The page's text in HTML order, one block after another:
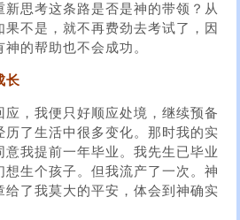
新思考这条路是否是神的带领？从
果不是，就不再费劲去考试了，因
的帮助也不会成功。
长
应，我便只好顺应处境，继续预备
历了生活中很多变化。那时我的实
意我提前一年毕业。我先生已毕业
想生个孩子。但我流产了一次。神
给了我莫大的平安，体会到神确实